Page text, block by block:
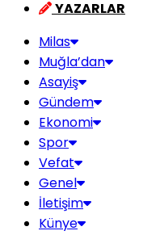
YAZARLAR
Milas
Muğla’dan
Asayiş
Gündem
Ekonomi
Spor
Vefat
Genel
İletişim
Künye